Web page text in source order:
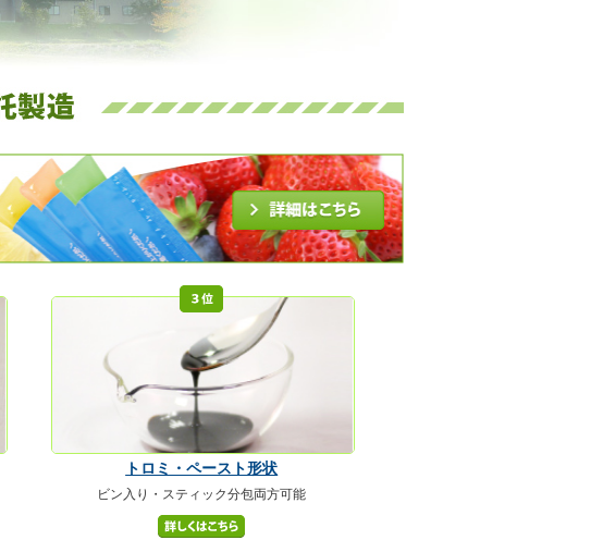
トロミ・ペースト形状
ビン入り・スティック分包両方可能